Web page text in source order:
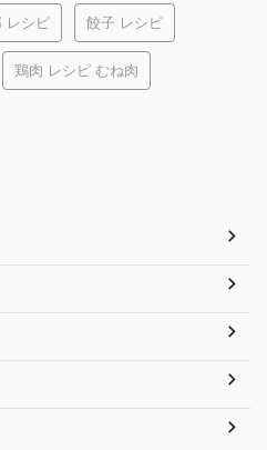
レシピ 餃子 レシピ
鶏肉 レシピ むね肉